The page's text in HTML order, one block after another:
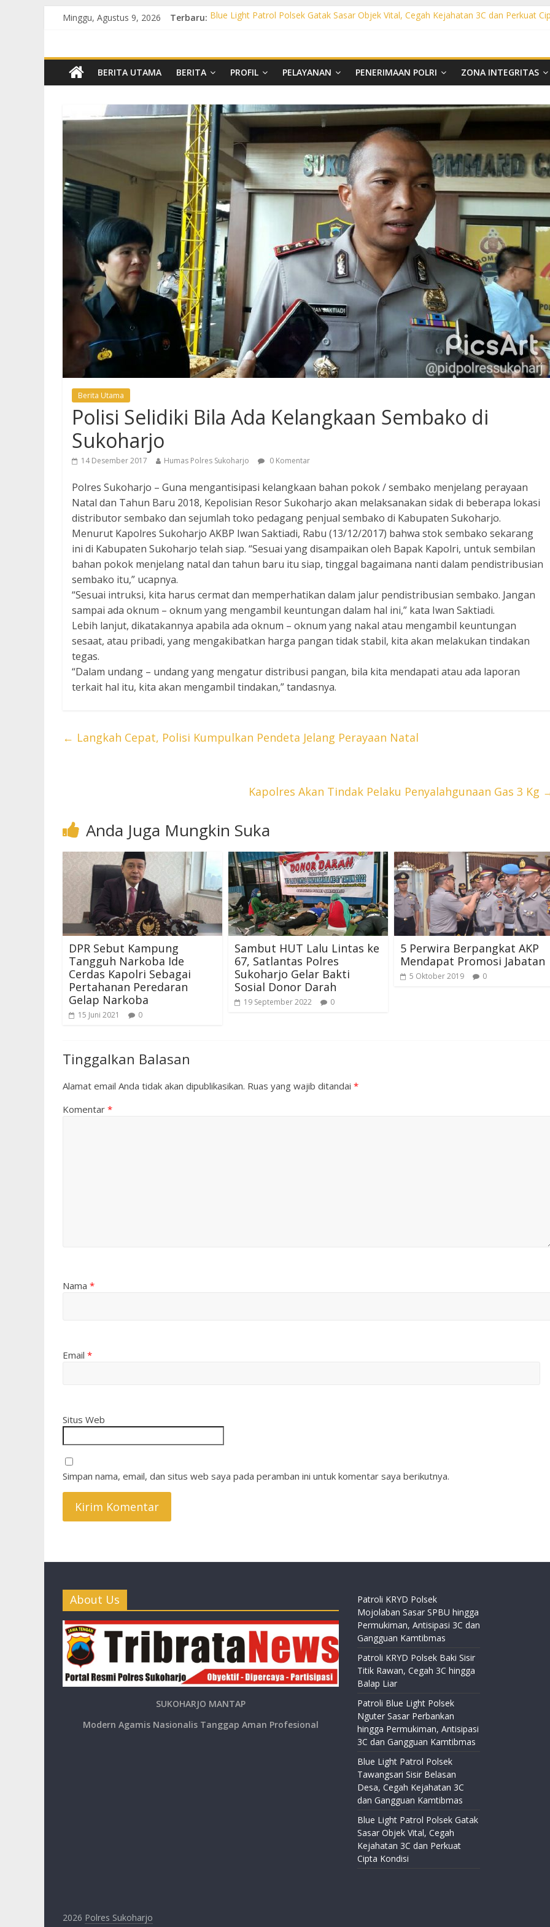
Minggu, Agustus 9, 2026 Terbaru: Blue Light Patrol Polsek Gatak Sasar Objek Vital, Cegah Kejahatan 3C dan Perkuat
Patroli Blue Light Polsek Nguter Sasar Perbankan hingga Permukiman, Antisipasi 3C
Blue Light Patrol Polsek Tawangsari Sisir Belasan Desa, Cegah Kejahatan 3C dan
BERITA UTAMA BERITA PROFIL PELAYANAN PENERIMAAN POLRI ZONA INTEGRITAS
Berita Utama
Polisi Selidiki Bila Ada Kelangkaan Sembako di
Sukoharjo
14 Desember 2017 Humas Polres Sukoharjo 0 Komentar
Polres Sukoharjo – Guna mengantisipasi kelangkaan bahan pokok / sembako menjelang perayaan
Natal dan Tahun Baru 2018, Kepolisian Resor Sukoharjo akan melaksanakan sidak di beberapa lokasi
distributor sembako dan sejumlah toko pedagang penjual sembako di Kabupaten Sukoharjo.
Menurut Kapolres Sukoharjo AKBP Iwan Saktiadi, Rabu (13/12/2017) bahwa stok sembako sekarang
ini di Kabupaten Sukoharjo telah siap. “Sesuai yang disampaikan oleh Bapak Kapolri, untuk sembilan
bahan pokok menjelang natal dan tahun baru itu siap, tinggal bagaimana nanti dalam pendistribusian
sembako itu,” ucapnya.
“Sesuai intruksi, kita harus cermat dan memperhatikan dalam jalur pendistribusian sembako. Jangan
sampai ada oknum – oknum yang mengambil keuntungan dalam hal ini,” kata Iwan Saktiadi.
Lebih lanjut, dikatakannya apabila ada oknum – oknum yang nakal atau mengambil keuntungan
sesaat, atau pribadi, yang mengakibatkan harga pangan tidak stabil, kita akan melakukan tindakan
tegas.
“Dalam undang – undang yang mengatur distribusi pangan, bila kita mendapati atau ada laporan
terkait hal itu, kita akan mengambil tindakan,” tandasnya.
← Langkah Cepat, Polisi Kumpulkan Pendeta Jelang Perayaan Natal
Kapolres Akan Tindak Pelaku Penyalahgunaan Gas 3 Kg
Anda Juga Mungkin Suka
DPR Sebut Kampung
Tangguh Narkoba Ide
Cerdas Kapolri Sebagai
Pertahanan Peredaran
Gelap Narkoba
15 Juni 2021 0
Sambut HUT Lalu Lintas ke
67, Satlantas Polres
Sukoharjo Gelar Bakti
Sosial Donor Darah
19 September 2022 0
5 Perwira Berpangkat AKP
Mendapat Promosi Jabatan
5 Oktober 2019 0
Tinggalkan Balasan
Alamat email Anda tidak akan dipublikasikan. Ruas yang wajib ditandai *
Komentar *
Nama *
Email *
Situs Web
Simpan nama, email, dan situs web saya pada peramban ini untuk komentar saya berikutnya.
About Us
SUKOHARJO MANTAP
Modern Agamis Nasionalis Tanggap Aman Profesional
Patroli KRYD Polsek
Mojolaban Sasar SPBU hingga
Permukiman, Antisipasi 3C dan
Gangguan Kamtibmas
Patroli KRYD Polsek Baki Sisir
Titik Rawan, Cegah 3C hingga
Balap Liar
Patroli Blue Light Polsek
Nguter Sasar Perbankan
hingga Permukiman, Antisipasi
3C dan Gangguan Kamtibmas
Blue Light Patrol Polsek
Tawangsari Sisir Belasan
Desa, Cegah Kejahatan 3C
dan Gangguan Kamtibmas
Blue Light Patrol Polsek Gatak
Sasar Objek Vital, Cegah
Kejahatan 3C dan Perkuat
Cipta Kondisi
2026 Polres Sukoharjo